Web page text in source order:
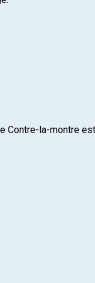
Contre-la-montre